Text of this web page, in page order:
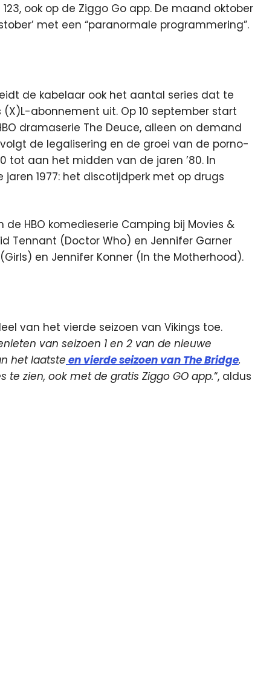
ook op de Ziggo Go app. De maand oktober
met een “paranormale programmering”.
de kabelaar ook het aantal series dat te
abonnement uit. Op 10 september start
dramaserie The Deuce, alleen on demand
volgt de legalisering en de groei van de porno-
tot aan het midden van de jaren ’80. In
1977: het discotijdperk met op drugs
HBO komedieserie Camping bij Movies &
Tennant (Doctor Who) en Jennifer Garner
en Jennifer Konner (In the Motherhood).
van het vierde seizoen van Vikings toe.
van seizoen 1 en 2 van de nieuwe
het laatste en vierde seizoen van The Bridge.
te zien, ook met de gratis Ziggo GO app.“, aldus